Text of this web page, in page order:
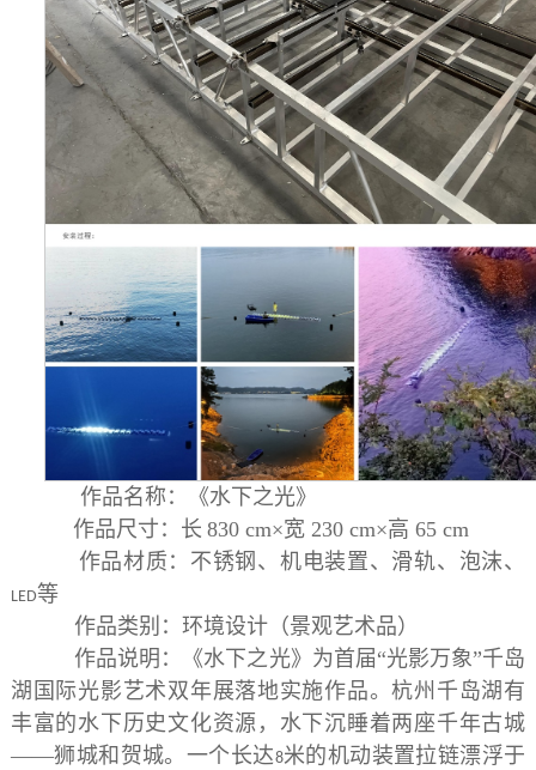
作品名称：
《水下之光》
作品尺寸：长 830 cm×宽 230 cm×高 65 cm
作品材质：不锈钢、机电装置、滑轨、泡沫、
LED等
作品类别：环境设计（景观艺术品）
作品说明：《水下之光》为首届“光影万象”千岛
湖国际光影艺术双年展落地实施作品。杭州千岛湖有
丰富的水下历史文化资源，水下沉睡着两座千年古城
——狮城和贺城。一个长达8米的机动装置拉链漂浮于